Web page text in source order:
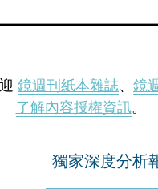
鏡週刊紙本雜誌、 鏡
了解內容授權資訊。
獨家深度分析